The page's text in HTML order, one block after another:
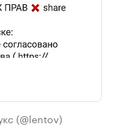
(@lentov)